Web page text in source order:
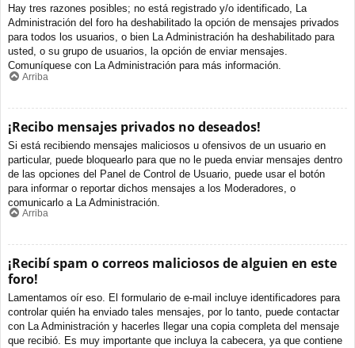
Hay tres razones posibles; no está registrado y/o identificado, La
Administración del foro ha deshabilitado la opción de mensajes privados
para todos los usuarios, o bien La Administración ha deshabilitado para
usted, o su grupo de usuarios, la opción de enviar mensajes.
Comuníquese con La Administración para más información.
Arriba
¡Recibo mensajes privados no deseados!
Si está recibiendo mensajes maliciosos u ofensivos de un usuario en
particular, puede bloquearlo para que no le pueda enviar mensajes dentro
de las opciones del Panel de Control de Usuario, puede usar el botón
para informar o reportar dichos mensajes a los Moderadores, o
comunicarlo a La Administración.
Arriba
¡Recibí spam o correos maliciosos de alguien en este
foro!
Lamentamos oír eso. El formulario de e-mail incluye identificadores para
controlar quién ha enviado tales mensajes, por lo tanto, puede contactar
con La Administración y hacerles llegar una copia completa del mensaje
que recibió. Es muy importante que incluya la cabecera, ya que contiene